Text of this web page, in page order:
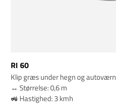
RI 60
Klip græs under hegn og autoværn
↔️ Størrelse: 0,6 m
🚜 Hastighed: 3 kmh